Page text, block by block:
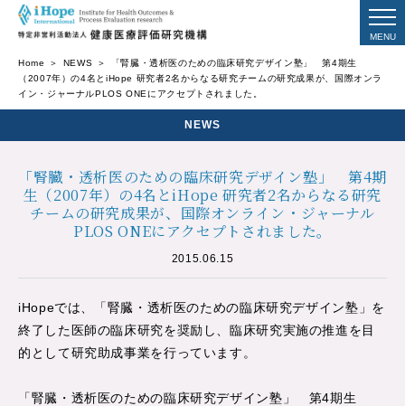
Home NEWS
「腎臓・透析医のための臨床研究デザイン塾」 第4期生
（2007年）の4名とiHope 研究者2名からなる研究チームの研究成果が、国際オンラ
イン・ジャーナルPLOS ONEにアクセプトされました。
NEWS
「腎臓・透析医のための臨床研究デザイン塾」 第4期
生（2007年）の4名とiHope 研究者2名からなる研究
チームの研究成果が、国際オンライン・ジャーナル
PLOS ONEにアクセプトされました。
2015.06.15
iHopeでは、「腎臓・透析医のための臨床研究デザイン塾」を
終了した医師の臨床研究を奨励し、臨床研究実施の推進を目
的として研究助成事業を行っています。
「腎臓・透析医のための臨床研究デザイン塾」 第4期生